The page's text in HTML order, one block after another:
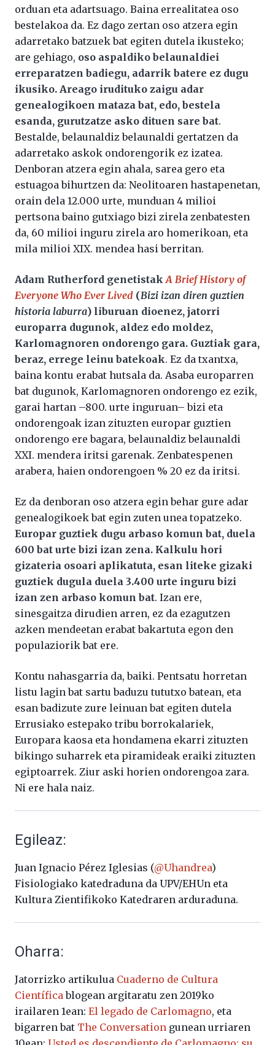
orduan eta adartsuago. Baina errealitatea oso
bestelakoa da. Ez dago zertan oso atzera egin
adarretako batzuek bat egiten dutela ikusteko;
are gehiago, oso aspaldiko belaunaldiei
erreparatzen badiegu, adarrik batere ez dugu
ikusiko. Areago irudituko zaigu adar
genealogikoen mataza bat, edo, bestela
esanda, gurutzatze asko dituen sare bat.
Bestalde, belaunaldiz belaunaldi gertatzen da
adarretako askok ondorengorik ez izatea.
Denboran atzera egin ahala, sarea gero eta
estuagoa bihurtzen da: Neolitoaren hastapenetan,
orain dela 12.000 urte, munduan 4 milioi
pertsona baino gutxiago bizi zirela zenbatesten
da, 60 milioi inguru zirela aro homerikoan, eta
mila milioi XIX. mendea hasi berritan.
Adam Rutherford genetistakA Brief History of
Everyone Who Ever Lived (Bizi izan diren guztien
historia laburra) liburuan dioenez, jatorri
europarra dugunok, aldez edo moldez,
Karlomagnoren ondorengo gara. Guztiak gara,
beraz, errege leinu batekoak. Ez da txantxa,
baina kontu erabat hutsala da. Asaba europarren
bat dugunok, Karlomagnoren ondorengo ez ezik,
garai hartan –800. urte inguruan– bizi eta
ondorengoak izan zituzten europar guztien
ondorengo ere bagara, belaunaldiz belaunaldi
XXI. mendera iritsi garenak. Zenbatespenen
arabera, haien ondorengoen % 20 ez da iritsi.
Ez da denboran oso atzera egin behar gure adar
genealogikoek bat egin zuten unea topatzeko.
Europar guztiek dugu arbaso komun bat, duela
600 bat urte bizi izan zena. Kalkulu hori
gizateria osoari aplikatuta, esan liteke gizaki
guztiek dugula duela 3.400 urte inguru bizi
izan zen arbaso komun bat. Izan ere,
sinesgaitza dirudien arren, ez da ezagutzen
azken mendeetan erabat bakartuta egon den
populaziorik bat ere.
Kontu nahasgarria da, baiki. Pentsatu horretan
listu lagin bat sartu baduzu tututxo batean, eta
esan badizute zure leinuan bat egiten dutela
Errusiako estepako tribu borrokalariek,
Europara kaosa eta hondamena ekarri zituzten
bikingo suharrek eta piramideak eraiki zituzten
egiptoarrek. Ziur aski horien ondorengoa zara.
Ni ere hala naiz.
Egileaz:
Juan Ignacio Pérez Iglesias (@Uhandrea)
Fisiologiako katedraduna da UPV/EHUn eta
Kultura Zientifikoko Katedraren arduraduna.
Oharra:
Jatorrizko artikulua Cuaderno de Cultura
Científicablogean argitaratu zen 2019ko
irailaren 1ean: El legado de Carlomagno, eta
bigarren bat The Conversation gunean urriaren